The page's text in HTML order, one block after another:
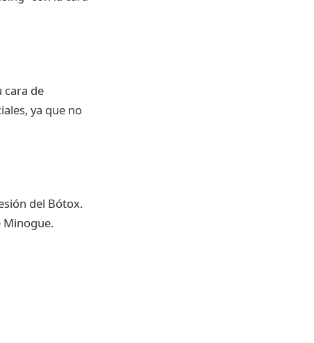
cara de
ya que no
del Bótox.
Minogue.